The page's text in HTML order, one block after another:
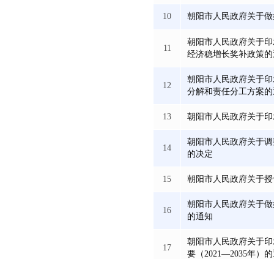
10 朝阳市人民政府关于
11
朝阳市人民政府关于
经济稳增长奖补政策
12
朝阳市人民政府关于
分解和责任分工方案
13 朝阳市人民政府关于
14
朝阳市人民政府关于
的决定
15 朝阳市人民政府关于
16
朝阳市人民政府关于
的通知
17
朝阳市人民政府关于
要（2021—2035年）